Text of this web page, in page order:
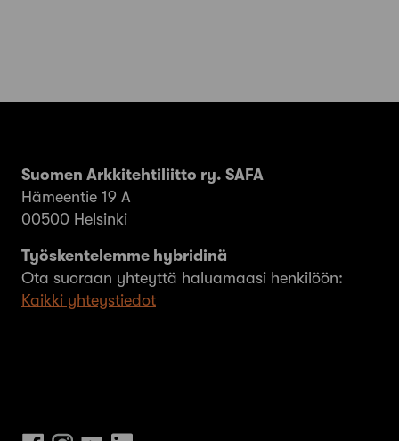
Suomen Arkkitehtiliitto ry. SAFA
Hämeentie 19 A
00500 Helsinki
Työskentelemme hybridinä
Ota suoraan yhteyttä haluamaasi henkilöön:
Kaikki yhteystiedot